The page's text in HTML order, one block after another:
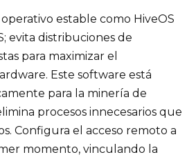
estable como HiveOS
evita distribuciones de
para maximizar el
Este software está
para la minería de
procesos innecesarios que
Configura el acceso remoto a
momento, vinculando la